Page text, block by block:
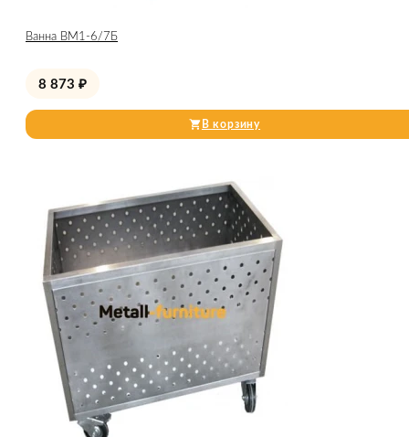
Ванна ВМ1-6/7Б
8 873 ₽
В корзину